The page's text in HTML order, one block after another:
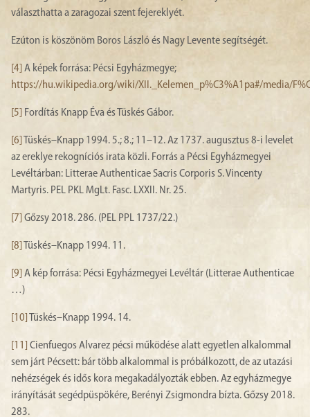
választhatta a zaragozai szent fejereklyét.
Ezúton is köszönöm Boros László és Nagy Levente segítségét.
[4] A képek forrása: Pécsi Egyházmegye;
https://hu.wikipedia.org/wiki/XII._Kelemen_p%C3%A1pa#/media/
[5] Fordítás Knapp Éva és Tüskés Gábor.
[6] Tüskés–Knapp 1994. 5.; 8.; 11–12. Az 1737. augusztus 8-i levelet
az ereklye rekogníciós irata közli. Forrás a Pécsi Egyházmegyei
Levéltárban: Litterae Authenticae Sacris Corporis S. Vincenty
Martyris. PEL PKL MgLt. Fasc. LXXII. Nr. 25.
[7] Gőzsy 2018. 286. (PEL PPL 1737/22.)
[8] Tüskés–Knapp 1994. 11.
[9] A kép forrása: Pécsi Egyházmegyei Levéltár (Litterae Authenticae
…)
[10] Tüskés–Knapp 1994. 14.
[11]
Cienfuegos Alvarez pécsi működése alatt egyetlen alkalommal
sem járt Pécsett: bár több alkalommal is próbálkozott, de az utazási
nehézségek és idős kora megakadályozták ebben. Az egyházmegye
irányítását segédpüspökére, Berényi Zsigmondra bízta. Gőzsy 2018.
283.